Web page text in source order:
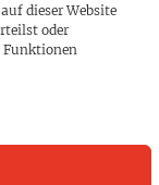
dieser Website
oder
Funktionen